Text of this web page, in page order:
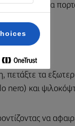
κομμάτια
τα
nero) και
να